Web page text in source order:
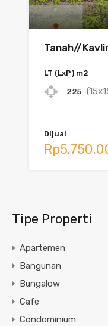
Tanah//
LT (LxP) m2
225
Dijual
Tipe Properti
Apartemen
Bangunan
Bungalow
Cafe
Condominium